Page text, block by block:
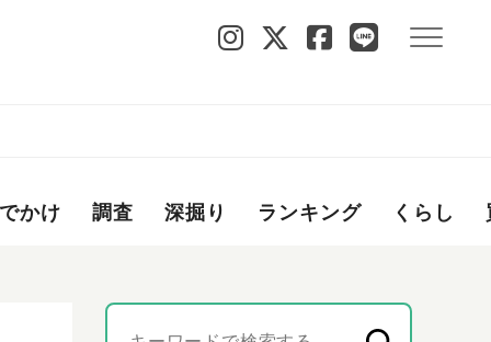
かけ 調査 深掘り ランキング くらし